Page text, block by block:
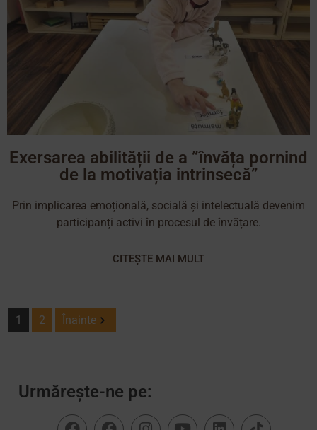
Exersarea abilității de a ”învăța pornind
de la motivația intrinsecă”
Prin implicarea emoțională, socială și intelectuală devenim
participanți activi în procesul de învățare.
CITEȘTE MAI MULT
1 2 Înainte
Urmărește-ne pe: